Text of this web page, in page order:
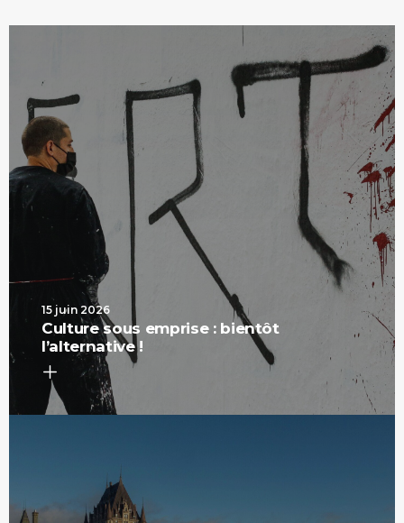
15 juin 2026
Culture sous emprise : bientôt
l’alternative !